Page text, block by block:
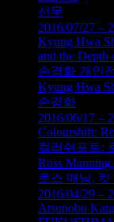
선무
2016/07/27 –
Kyung Hwa
and the Depth
손경화 개인
Kyung Hwa
손경화
2016/06/17 –
Colourshift:
컬러쉬프트:
Ross
로스 매닝, 킷
2016/04/29 –
Atsunobu